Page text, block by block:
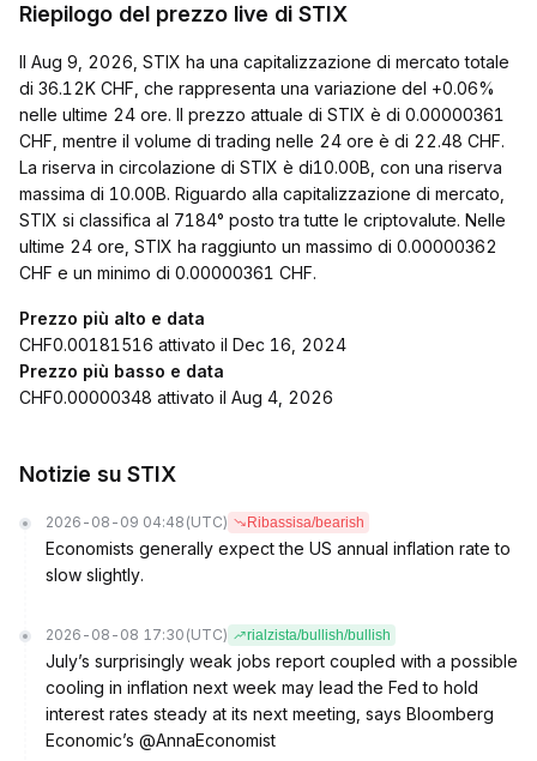
Riepilogo del prezzo live di STIX
Il Aug 9, 2026, STIX ha una capitalizzazione di mercato totale
di 36.12K CHF, che rappresenta una variazione del +0.06%
nelle ultime 24 ore. Il prezzo attuale di STIX è di 0.00000361
CHF, mentre il volume di trading nelle 24 ore è di 22.48 CHF.
La riserva in circolazione di STIX è di10.00B, con una riserva
massima di 10.00B. Riguardo alla capitalizzazione di mercato,
STIX si classifica al 7184° posto tra tutte le criptovalute. Nelle
ultime 24 ore, STIX ha raggiunto un massimo di 0.00000362
CHF e un minimo di 0.00000361 CHF.
Prezzo più alto e data
CHF0.00181516 attivato il Dec 16, 2024
Prezzo più basso e data
CHF0.00000348 attivato il Aug 4, 2026
Notizie su STIX
2026-08-09 04:48 (UTC) Ribassisa/bearish
Economists generally expect the US annual inflation rate to
slow slightly.
2026-08-08 17:30 (UTC) rialzista/bullish/bullish
July’s surprisingly weak jobs report coupled with a possible
cooling in inflation next week may lead the Fed to hold
interest rates steady at its next meeting, says Bloomberg
Economic’s @AnnaEconomist